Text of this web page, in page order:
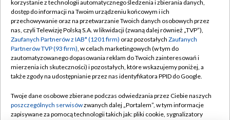
Abonament TVP
Sklep TVP
Biuro Reklamy
Oferta Handlowa
Telegazeta ogłoszenia
Rada Programowa
Regulamin TVP
Polityka prywatności
Moje zgody
Biuro reklamy
Kontakt
Kanały
korzystanie z technologii automatycznego śledzenia i zbierania danych,
dostęp do informacji na Twoim urządzeniu końcowym i ich
przechowywanie oraz na przetwarzanie Twoich danych osobowych przez
nas, czyli Telewizję Polską S.A. w likwidacji (zwaną dalej również „TVP”),
Zaufanych Partnerów z IAB* (1201 firm) oraz pozostałych Zaufanych
Partnerów TVP (93 firm), w celach marketingowych (w tym do
zautomatyzowanego dopasowania reklam do Twoich zainteresowań i
mierzenia ich skuteczności) i pozostałych, które wskazujemy poniżej, a
także zgody na udostępnianie przez nas identyfikatora PPID do Google.
Twoje dane osobowe zbierane podczas odwiedzania przez Ciebie naszych
poszczególnych serwisówzwanych dalej „Portalem”, w tym informacje
zapisywane za pomocą technologii takich jak: pliki cookie, sygnalizatory